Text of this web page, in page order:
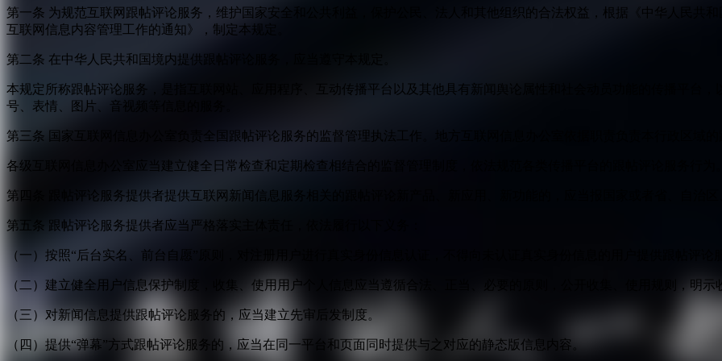
第一条 为规范互联网跟帖评论服务，维护国家安全和公共利益，保护公民、法人和其他组织的合法权益，根据《中华人民共
互联网信息内容管理工作的通知》，制定本规定。
第二条 在中华人民共和国境内提供跟帖评论服务，应当遵守本规定。
本规定所称跟帖评论服务，是指互联网站、应用程序、互动传播平台以及其他具有新闻舆论属性和社会动员功能的传播平台
号、表情、图片、音视频等信息的服务。
第三条 国家互联网信息办公室负责全国跟帖评论服务的监督管理执法工作。地方互联网信息办公室依据职责负责本行政区域
各级互联网信息办公室应当建立健全日常检查和定期检查相结合的监督管理制度，依法规范各类传播平台的跟帖评论服务行为
第四条 跟帖评论服务提供者提供互联网新闻信息服务相关的跟帖评论新产品、新应用、新功能的，应当报国家或者省、自治
第五条 跟帖评论服务提供者应当严格落实主体责任，依法履行以下义务：
（一）按照“后台实名、前台自愿”原则，对注册用户进行真实身份信息认证，不得向未认证真实身份信息的用户提供跟帖评论
（二）建立健全用户信息保护制度，收集、使用用户个人信息应当遵循合法、正当、必要的原则，公开收集、使用规则，明
（三）对新闻信息提供跟帖评论服务的，应当建立先审后发制度。
（四）提供“弹幕”方式跟帖评论服务的，应当在同一平台和页面同时提供与之对应的静态版信息内容。